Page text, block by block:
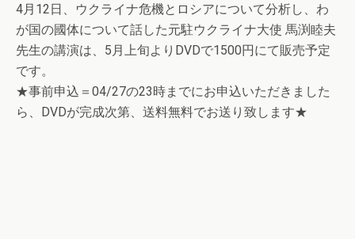
4月12日、ウクライナ危機とロシアについて分析し、わ
が国の國体について話した元駐ウクライナ大使 馬渕睦夫
先生の講演は、5月上旬よりDVDで1500円にて販売予定
です。
★事前申込＝04/27の23時までにお申込いただきました
ら、DVDが完成次第、送料無料でお送り致します★